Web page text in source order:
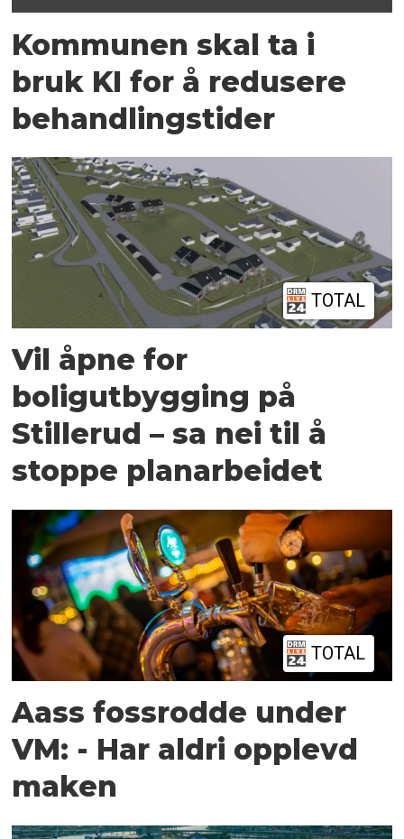
Kommunen skal ta i
bruk KI for å redusere
behandlingstider
TOTAL
Vil åpne for
boligutbygging på
Stillerud – sa nei til å
stoppe planarbeidet
TOTAL
Aass fossrodde under
VM: - Har aldri opplevd
maken